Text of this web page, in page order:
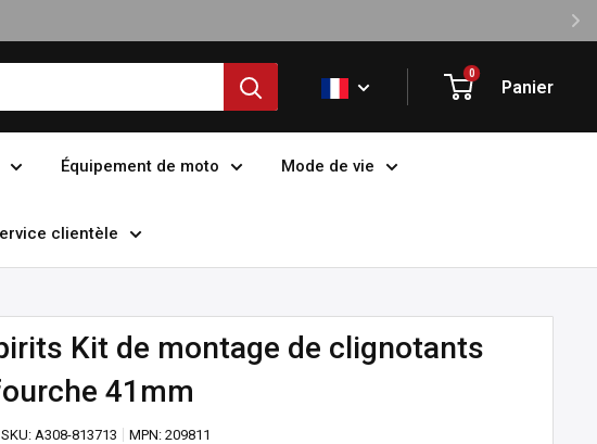
0
Panier
Équipement de moto Mode de vie
clientèle
Kit de montage de clignotants
41mm
SKU: A308-813713 MPN: 209811